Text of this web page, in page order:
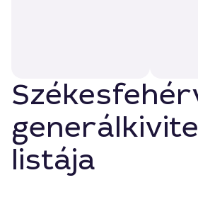
listája